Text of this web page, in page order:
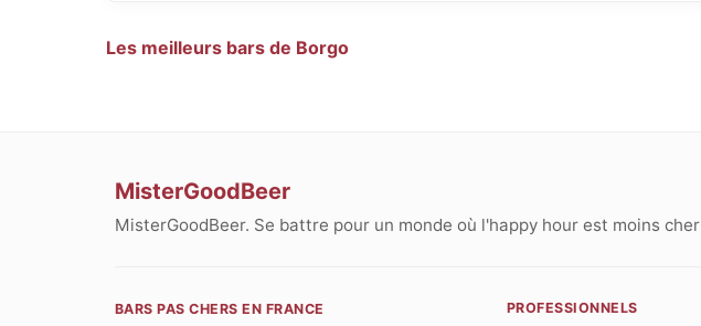
Les meilleurs bars de Borgo
MisterGoodBeer
MisterGoodBeer. Se battre pour un monde où l'happy hour est moins cher
BARS PAS CHERS EN FRANCE PROFESSIONNELS